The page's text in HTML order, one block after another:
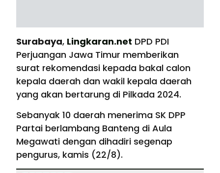
Surabaya, Lingkaran.net DPD PDI
Perjuangan Jawa Timur memberikan
surat rekomendasi kepada bakal calon
kepala daerah dan wakil kepala daerah
yang akan bertarung di Pilkada 2024.
Sebanyak 10 daerah menerima SK DPP
Partai berlambang Banteng di Aula
Megawati dengan dihadiri segenap
pengurus, kamis (22/8).